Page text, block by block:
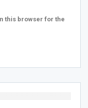
this browser for the